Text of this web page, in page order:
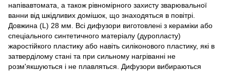
напівавтомата, а також рівномірного захисту зварювальної
ванни від шкідливих домішок, що знаходяться в повітрі.
Довжина (L) 28 мм. Всі дифузори виготовлені з кераміки або
спеціального синтетичного матеріалу (дуропласту)
жаростійкого пластику або навіть силіконового пластику, які в
затверділому стані та при сильному нагріванні не
розм'якшуються і не плавляться. Дифузори вибираються